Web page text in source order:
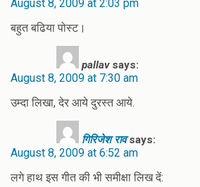
August 8, 2009 at 2:03 pm
बहुत बढिया पोस्ट।
pallav says:
August 8, 2009 at 7:30 am
उम्दा लिखा, देर आये दुरस्त आये.
गिरिजेश राव says:
August 8, 2009 at 6:52 am
लगे हाथ इस गीत की भी समीक्षा लिख दें: